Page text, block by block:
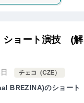
ショート演技 (解
チェコ（CZE）
BREZINA)のショート